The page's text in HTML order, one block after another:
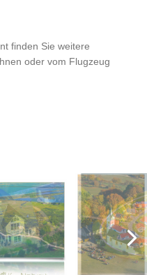
finden Sie weitere
oder vom Flugzeug
Haus ,